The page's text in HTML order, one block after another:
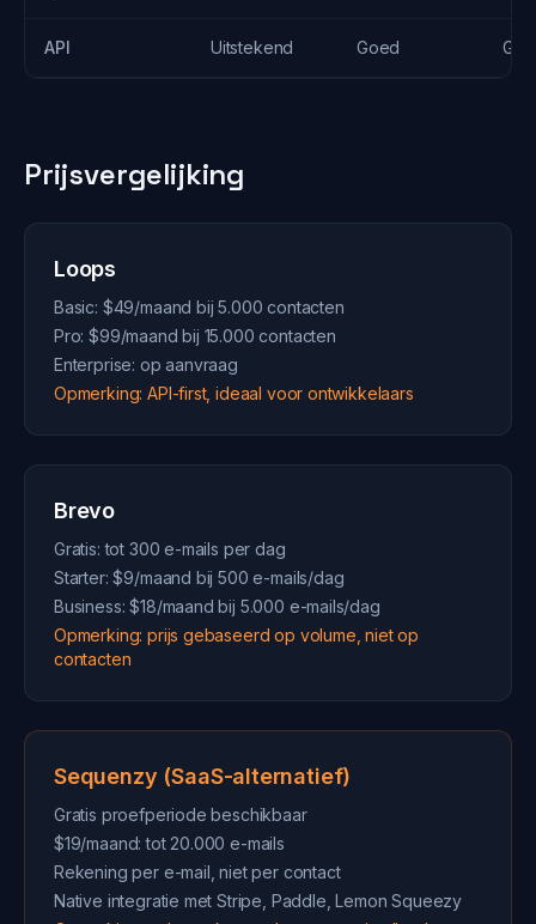
API Uitstekend Goed
Prijsvergelijking
Loops
Basic: $49/maand bij 5.000 contacten
Pro: $99/maand bij 15.000 contacten
Enterprise: op aanvraag
Opmerking: API-first, ideaal voor ontwikkelaars
Brevo
Gratis: tot 300 e-mails per dag
Starter: $9/maand bij 500 e-mails/dag
Business: $18/maand bij 5.000 e-mails/dag
Opmerking: prijs gebaseerd op volume, niet op
contacten
Sequenzy (SaaS-alternatief)
Gratis proefperiode beschikbaar
$19/maand: tot 20.000 e-mails
Rekening per e-mail, niet per contact
Native integratie met Stripe, Paddle, Lemon Squeezy